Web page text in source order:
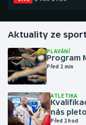
Golf
Gymnastika
Házená
Jezdectví
Aktuality ze
PLAVÁNÍ
Program
Před 2 min
ATLETIKA
nás
Před 2 hod